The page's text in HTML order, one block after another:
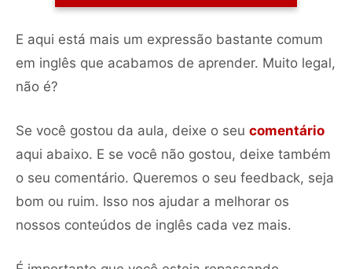
E aqui está mais um expressão bastante comum
em inglês que acabamos de aprender. Muito legal,
não é?
Se você gostou da aula, deixe o seu comentário
aqui abaixo. E se você não gostou, deixe também
o seu comentário. Queremos o seu feedback, seja
bom ou ruim. Isso nos ajudar a melhorar os
nossos conteúdos de inglês cada vez mais.